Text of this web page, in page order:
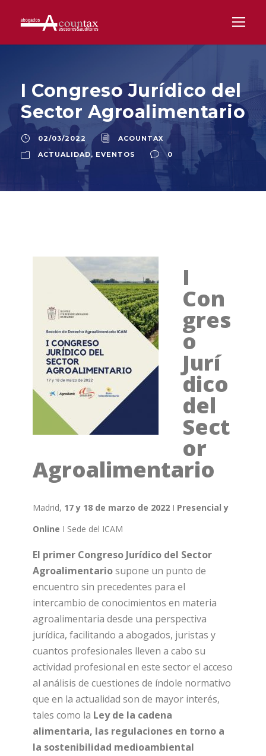
I Congreso Jurídico del
Sector Agroalimentario
02/03/2022
ACOUNTAX
ACTUALIDAD, EVENTOS 0
I
Con
gres
o
Jurí
dico
del
Sect
or
Agroalimentario
Madrid, 17 y 18 de marzo de 2022 I Presencial y
Online I Sede del ICAM
El primer Congreso Jurídico del Sector
Agroalimentariosupone un punto de
encuentro sin precedentes para el
intercambio de conocimientos en materia
agroalimentaria desde una perspectiva
jurídica, facilitando a abogados, juristas y
cuantos profesionales lleven a cabo su
actividad profesional en este sector el acceso
al análisis de cuestiones de índole normativo
que en la actualidad son de mayor interés,
tales como la Ley de la cadena
alimentaria, las regulaciones en torno a
la sostenibilidad medioambiental